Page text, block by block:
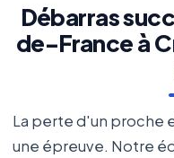
Débarras
de-France à
La perte d'un proche
une épreuve. Notre